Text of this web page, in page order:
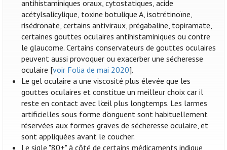
antihistaminiques oraux, cytostatiques, acide
acétylsalicylique, toxine botulique A, isotrétinoïne,
risédronate, certains antiviraux, prégabaline, topiramate,
certaines gouttes oculaires antihistaminiques ou contre
le glaucome. Certains conservateurs de gouttes oculaires
peuvent aussi provoquer ou exacerber une sécheresse
oculaire [voir Folia de mai 2020].
Le gel oculaire a une viscosité plus élevée que les
gouttes oculaires et constitue un meilleur choix car il
reste en contact avec l'œil plus longtemps. Les larmes
artificielles sous forme d'onguent sont habituellement
réservées aux formes graves de sécheresse oculaire, et
sont appliquées avant le coucher.
Le sigle "80+" à côté de certains médicaments indique